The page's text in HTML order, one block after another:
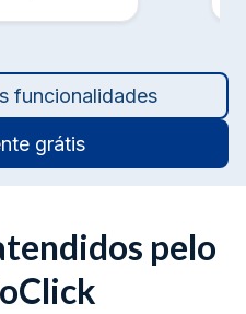
funcionalidades
grátis
pelo